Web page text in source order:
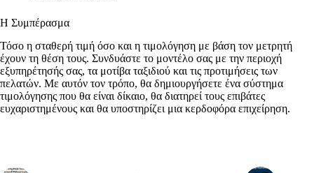
Η Συμπέρασμα
Τόσο η σταθερή τιμή όσο και η τιμολόγηση με βάση τον μετρητή
έχουν τη θέση τους. Συνδυάστε το μοντέλο σας με την περιοχή
εξυπηρέτησής σας, τα μοτίβα ταξιδιού και τις προτιμήσεις των
πελατών. Με αυτόν τον τρόπο, θα δημιουργήσετε ένα σύστημα
τιμολόγησης που θα είναι δίκαιο, θα διατηρεί τους επιβάτες
ευχαριστημένους και θα υποστηρίζει μια κερδοφόρα επιχείρηση.